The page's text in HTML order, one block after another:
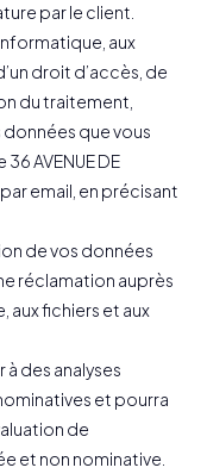
par le client.
aux
droit d’accès, de
du traitement,
que vous
AVENUE DE
par email, en précisant
de vos données
réclamation auprès
aux fichiers et aux
à des analyses
et pourra
de
et non nominative.